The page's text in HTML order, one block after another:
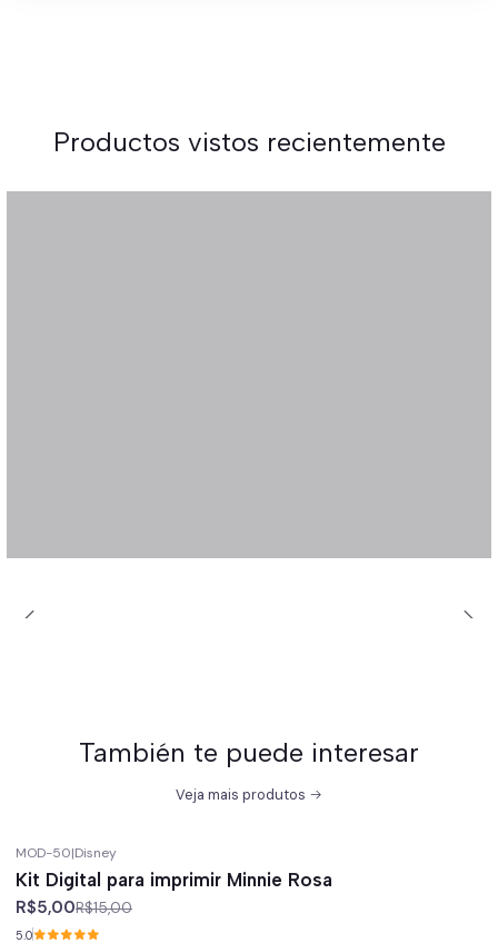
Productos vistos recientemente
También te puede interesar
Veja mais produtos
MOD-50|Disney
Kit Digital para imprimir Minnie Rosa
R$5,00R$15,00
5.0